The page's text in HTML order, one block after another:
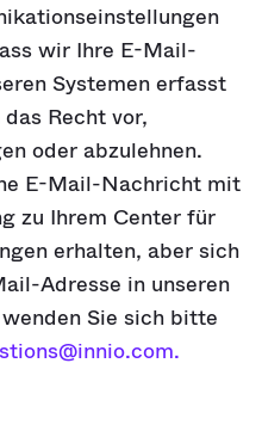
wir Ihre E-Mail-
Systemen erfasst
Recht vor,
oder abzulehnen.
E-Mail-Nachricht mit
zu Ihrem Center für
erhalten, aber sich
Adresse in unseren
Sie sich bitte